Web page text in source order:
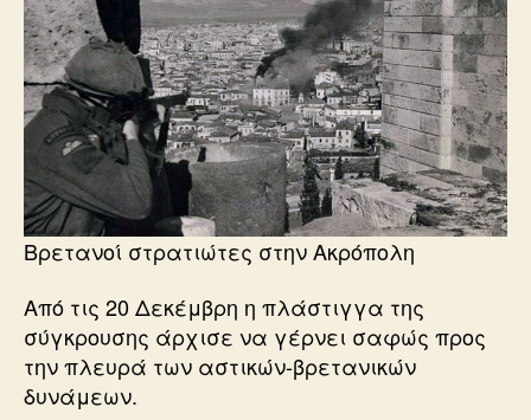
Βρετανοί στρατιώτες στην Ακρόπολη
Από τις 20 Δεκέμβρη η πλάστιγγα της
σύγκρουσης άρχισε να γέρνει σαφώς προς
την πλευρά των αστικών-βρετανικών
δυνάμεων.